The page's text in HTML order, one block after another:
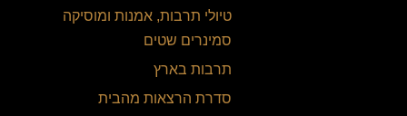
טיולי תרבות, אמנות ומוסיקה
סמינרים שטים
תרבות בארץ
סדרת הרצאות מהבית